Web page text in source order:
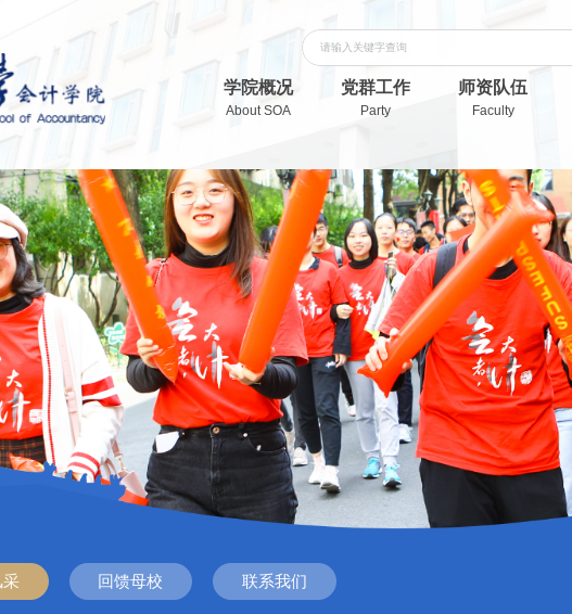
学院概况
About SOA
党群工作
Party
师资队伍
Faculty
采 回馈母校 联系我们